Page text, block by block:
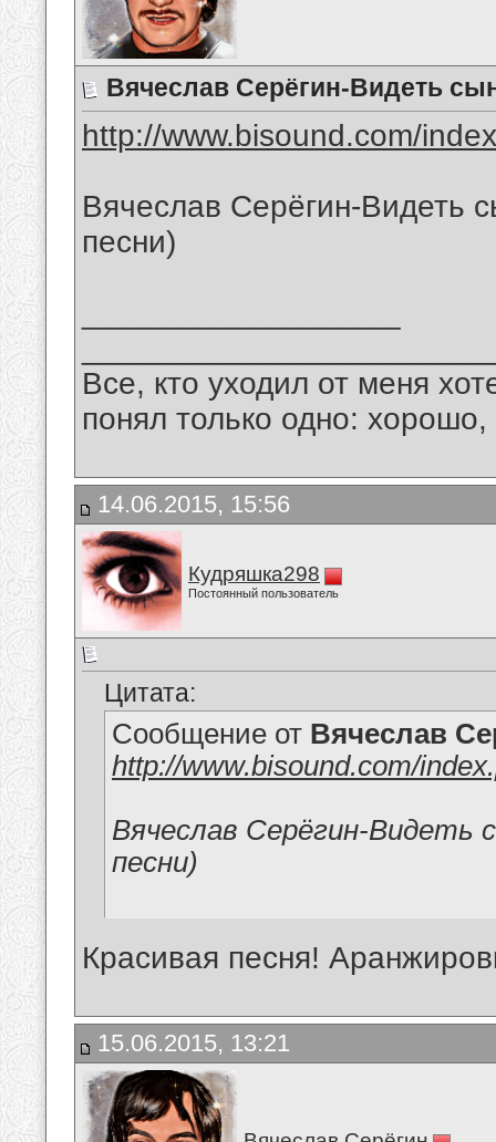
Вячеслав Серёгин-Видеть
http://www.bisound.com/
Вячеслав Серёгин-Видеть
песни)
Все, кто уходил от меня
понял только одно:
14.06.2015, 15:56
Кудряшка298
Постоянный пользователь
Цитата:
Сообщение от Вячеслав
http://www.bisound.com/
Вячеслав Серёгин-Видеть
песни)
Красивая песня!
15.06.2015, 13:21